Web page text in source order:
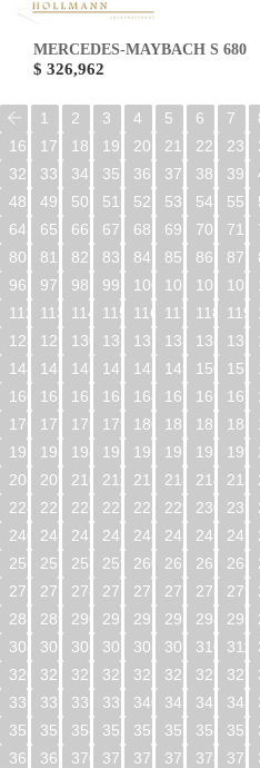
MERCEDES-MAYBACH S 680
$ 326,962
1 2 3 4 5 6 7
16
17 18 19 20 21 22 23
32
33 34 35 36 37 38 39
48
49 50 51 52 53 54 55
64
65 66 67 68 69 70 71
80
81 82 83 84 85 86 87
96
97 98 99 100 101 102 103
112
113 114 115 116 117 118 119
128
129 130 131 132 133 134 135
144
145 146 147 148 149 150 151
160
161 162 163 164 165 166 167
176
177 178 179 180 181 182 183
192
193 194 195 196 197 198 199
208
209 210 211 212 213 214 215
224
225 226 227 228 229 230 231
240
241 242 243 244 245 246 247
256
257 258 259 260 261 262 263
272
273 274 275 276 277 278 279
288
289 290 291 292 293 294 295
304
305 306 307 308 309 310 311
320
321 322 323 324 325 326 327
336
337 338 339 340 341 342 343
352
353 354 355 356 357 358 359
368
369 370 371 372 373 374 375